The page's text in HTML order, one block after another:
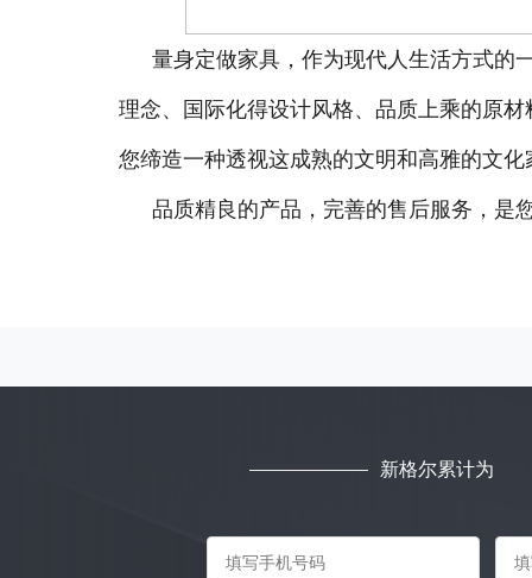
量身定做家具，作为现代人生活方式的
理念、国际化得设计风格、品质上乘的原
您缔造一种透视这成熟的文明和高雅的文化
品质精良的产品，完善的售后服务，是
新格尔累计为